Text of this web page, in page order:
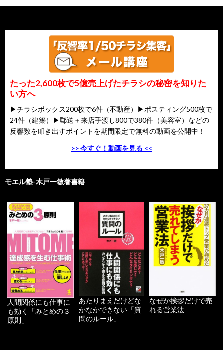
たった2,600枚で5億売上げたチラシの秘密を知りた
い方へ
▶チラシボックス200枚で6件（不動産）▶ポスティング500枚で
24件（建築）▶郵送＋来店手渡し800で380件（美容室）などの
反響数を叩き出すポイントを期間限定で無料の動画を公開中！
>> 今すぐ！動画を見る <<
モエル塾-木戸一敏著書籍
人間関係にも仕事に
も効く「みとめの３
原則」
あたりまえだけどな
かなかできない「質
問のルール」
なぜか挨拶だけで売
れる営業法